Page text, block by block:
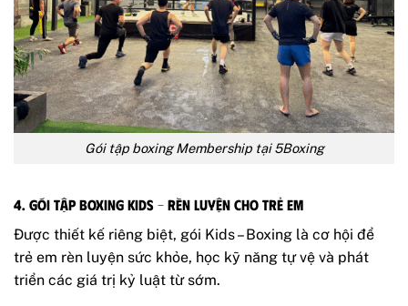
Gói tập boxing Membership tại 5Boxing
4. Gói Tập Boxing Kids – Rèn Luyện Cho Trẻ Em
Được thiết kế riêng biệt, gói Kids – Boxing là cơ hội để
trẻ em rèn luyện sức khỏe, học kỹ năng tự vệ và phát
triển các giá trị kỷ luật từ sớm.